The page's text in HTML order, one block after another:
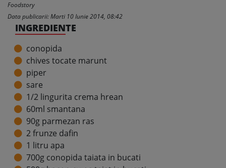
Foodstory
Data publicarii: Marti 10 Iunie 2014, 08:42
INGREDIENTE
conopida
chives tocate marunt
piper
sare
1/2 lingurita crema hrean
60ml smantana
90g parmezan ras
2 frunze dafin
1 litru apa
700g conopida taiata in bucati